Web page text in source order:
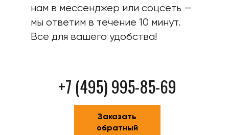
нам в мессенджер или соцсеть —
мы ответим в течение 10 минут.
Все для вашего удобства!
+7 (495) 995-85-69
Заказать
обратный